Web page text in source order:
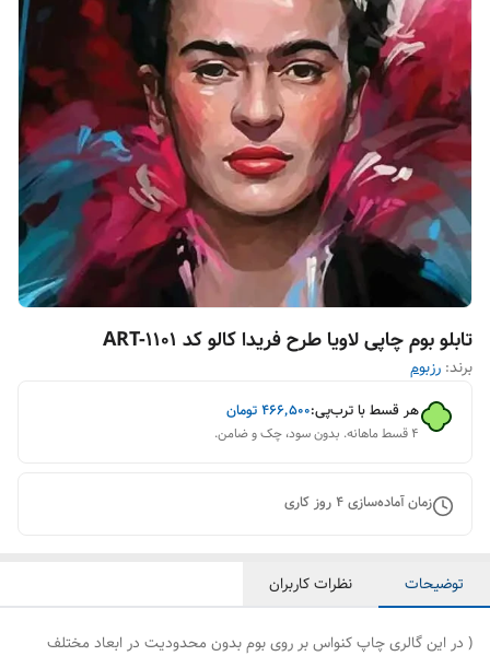
تابلو بوم چاپی لاویا طرح فریدا کالو کد ART-1101
برند: رزبوم
هر قسط با ترب‌پی:۴۶۶٬۵۰۰تومان
۴ قسط ماهانه. بدون سود، چک و ضامن.
زمان آماده‌سازی4روز کاری
توضیحات نظرات کاربران
( در این گالری چاپ کنواس بر روی بوم بدون محدودیت در ابعاد مختلف